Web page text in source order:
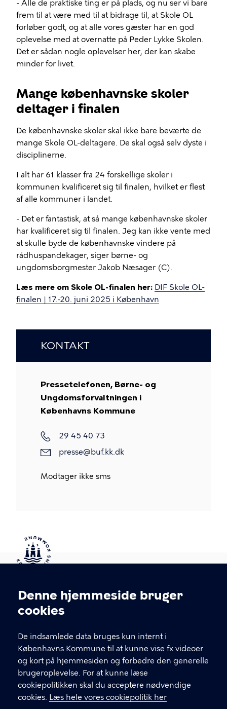
Cookieindstillinger
Denne hjemmeside bruger
cookies
De indsamlede data bruges kun internt i
Københavns Kommune til at kunne vise fx videoer
og kort på hjemmesiden og forbedre den generelle
brugeroplevelse. For at kunne læse
cookiepolitikken skal du acceptere nødvendige
cookies. Læs hele vores cookiepolitik her
- Alle de praktiske ting er på plads, og nu ser vi bare
frem til at være med til at bidrage til, at Skole OL
forløber godt, og at alle vores gæster har en god
oplevelse med at overnatte på Peder Lykke Skolen.
Det er sådan nogle oplevelser her, der kan skabe
minder for livet.
Mange københavnske skoler
deltager i finalen
De københavnske skoler skal ikke bare beværte de
mange Skole OL-deltagere. De skal også selv dyste i
disciplinerne.
I alt har 61 klasser fra 24 forskellige skoler i
kommunen kvalificeret sig til finalen, hvilket er flest
af alle kommuner i landet.
- Det er fantastisk, at så mange københavnske skoler
har kvalificeret sig til finalen. Jeg kan ikke vente med
at skulle byde de københavnske vindere på
rådhuspandekager, siger børne- og
ungdomsborgmester Jakob Næsager (C).
Læs mere om Skole OL-finalen her: DIF Skole OL-
finalen | 17.-20. juni 2025 i København
KONTAKT
Pressetelefonen, Børne- og
Ungdomsforvaltningen i
Københavns Kommune
Telefon
29 45 40 73
E-
presse@buf.kk.dk
Modtager ikke sms
Kontakt Københavns Kommune
T
fFind andre kontakter her
CVR-nummer64942212
GENVEJE